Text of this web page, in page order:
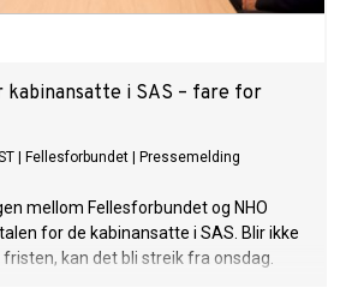
kabinansatte i SAS – fare for
Fellesforbundet Pressemelding
mellom Fellesforbundet og NHO
for de kabinansatte i SAS. Blir ikke
kan det bli streik fra onsdag.